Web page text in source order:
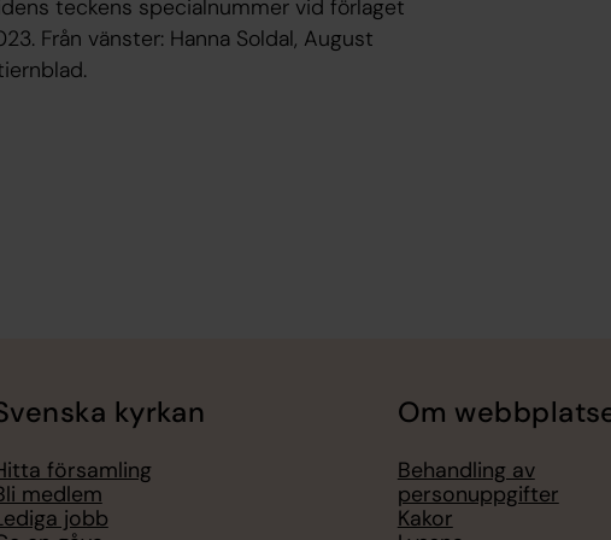
teckens specialnummer vid förlaget
Från vänster: Hanna Soldal, August
kyrkan
församling
medlem
jobb
Om
Behandling av
personuppgifter
Kakor